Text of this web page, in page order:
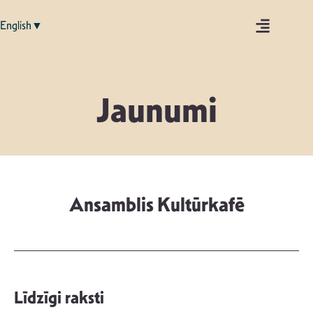
English▼
Jaunumi
Ansamblis Kultūrkafē
Līdzīgi raksti